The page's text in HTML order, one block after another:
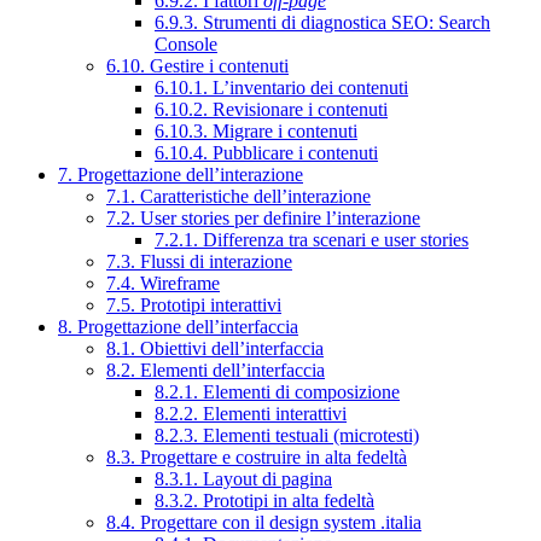
6.9.3. Strumenti di diagnostica SEO: Search
Console
6.10. Gestire i contenuti
6.10.1. L’inventario dei contenuti
6.10.2. Revisionare i contenuti
6.10.3. Migrare i contenuti
6.10.4. Pubblicare i contenuti
7. Progettazione dell’interazione
7.1. Caratteristiche dell’interazione
7.2. User stories per definire l’interazione
7.2.1. Differenza tra scenari e user stories
7.3. Flussi di interazione
7.4. Wireframe
7.5. Prototipi interattivi
8. Progettazione dell’interfaccia
8.1. Obiettivi dell’interfaccia
8.2. Elementi dell’interfaccia
8.2.1. Elementi di composizione
8.2.2. Elementi interattivi
8.2.3. Elementi testuali (microtesti)
8.3. Progettare e costruire in alta fedeltà
8.3.1. Layout di pagina
8.3.2. Prototipi in alta fedeltà
8.4. Progettare con il design system .italia